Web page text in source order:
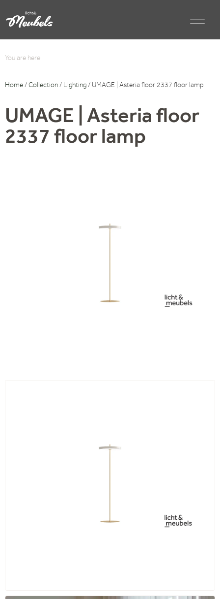
You are here:
Home / Collection / Lighting / UMAGE | Asteria floor 2337 floor lamp
UMAGE | Asteria floor
2337 floor lamp